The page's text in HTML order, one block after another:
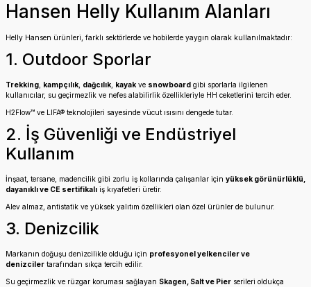
Hansen Helly Kullanım Alanları
Helly Hansen ürünleri, farklı sektörlerde ve hobilerde yaygın olarak kullanılmaktadır:
1. Outdoor Sporlar
Trekking kampçılık dağcılık kayak ve snowboard gibi sporlarla ilgilenen
kullanıcılar, su geçirmezlik ve nefes alabilirlik özellikleriyle HH ceketlerini tercih eder.
H2Flow™ ve LIFA® teknolojileri sayesinde vücut ısısını dengede tutar.
2. İş Güvenliği ve Endüstriyel
Kullanım
İnşaat, tersane, madencilik gibi zorlu iş kollarında çalışanlar için yüksek görünürlüklü,
dayanıklı ve CE sertifikalı iş kıyafetleri üretir.
Alev almaz, antistatik ve yüksek yalıtım özellikleri olan özel ürünler de bulunur.
3. Denizcilik
Markanın doğuşu denizcilikle olduğu için profesyonel yelkenciler ve
denizciler tarafından sıkça tercih edilir.
Su geçirmezlik ve rüzgar koruması sağlayan Skagen, Salt ve Pier serileri oldukça